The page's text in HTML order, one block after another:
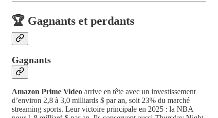
🏆 Gagnants et perdants
Gagnants
Amazon Prime Video arrive en tête avec un investissement
d’environ 2,8 à 3,0 milliards $ par an, soit 23% du marché
streaming sports. Leur victoire principale en 2025 : la NBA